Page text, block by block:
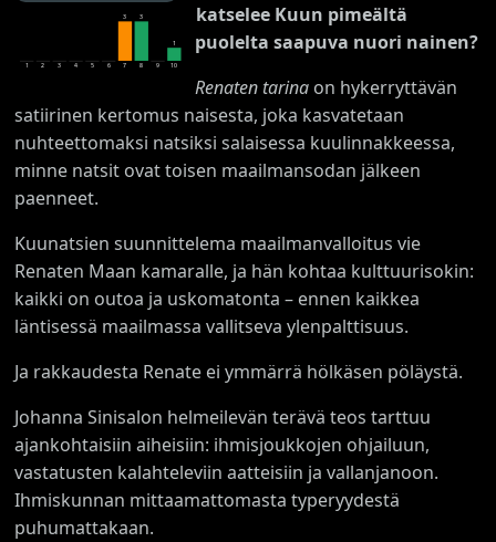
1 2 3 4 5 6
3
7
3
8 9
1
10
katselee Kuun pimeältä
puolelta saapuva nuori nainen?
Renaten tarinaon hykerryttävän
satiirinen kertomus naisesta, joka kasvatetaan
nuhteettomaksi natsiksi salaisessa kuulinnakkeessa,
minne natsit ovat toisen maailmansodan jälkeen
paenneet.
Kuunatsien suunnittelema maailmanvalloitus vie
Renaten Maan kamaralle, ja hän kohtaa kulttuurisokin:
kaikki on outoa ja uskomatonta – ennen kaikkea
läntisessä maailmassa vallitseva ylenpalttisuus.
Ja rakkaudesta Renate ei ymmärrä hölkäsen pöläystä.
Johanna Sinisalon helmeilevän terävä teos tarttuu
ajankohtaisiin aiheisiin: ihmisjoukkojen ohjailuun,
vastatusten kalahteleviin aatteisiin ja vallanjanoon.
Ihmiskunnan mittaamattomasta typeryydestä
puhumattakaan.